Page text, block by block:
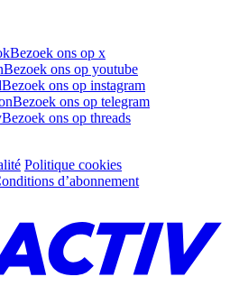
Bezoek ons op x
Bezoek ons op youtube
Bezoek ons op instagram
Bezoek ons op telegram
Bezoek ons op threads
Politique cookies
d’abonnement